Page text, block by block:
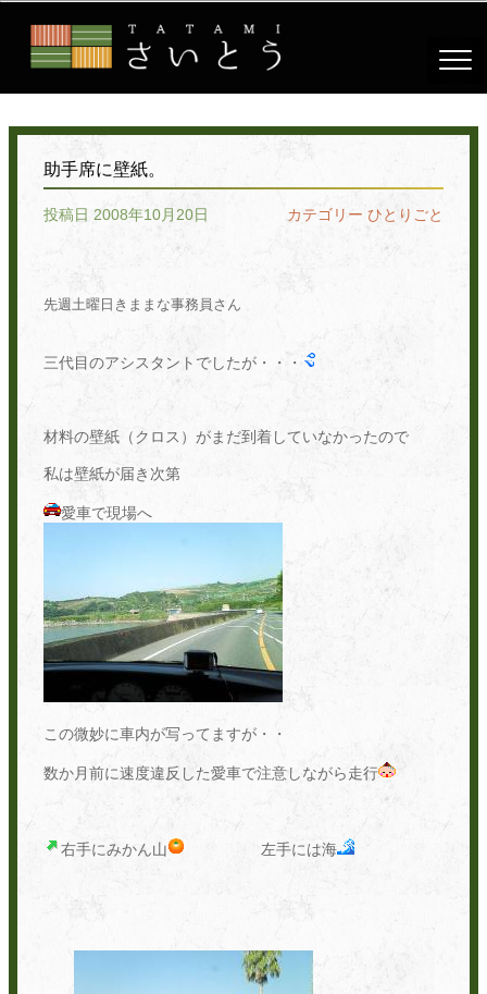
助手席に壁紙。
投稿日 2008年10月20日 カテゴリー ひとりごと
先週土曜日きままな事務員さん
三代目のアシスタントでしたが・・・
材料の壁紙（クロス）がまだ到着していなかったので
私は壁紙が届き次第
愛車で現場へ
この微妙に車内が写ってますが・・
数か月前に速度違反した愛車で注意しながら走行
右手にみかん山 左手には海